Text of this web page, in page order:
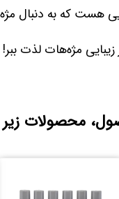
هست که به دنبال
مژه‌هات لذت ببر!
محصولات زیر